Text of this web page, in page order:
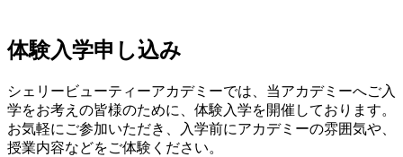
体験入学申し込み
シェリービューティーアカデミーでは、当アカデミーへご入
学をお考えの皆様のために、体験入学を開催しております。
お気軽にご参加いただき、入学前にアカデミーの雰囲気や、
授業内容などをご体験ください。